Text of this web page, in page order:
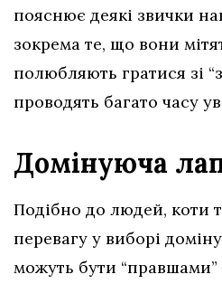
пояснює деякі звички
зокрема те, що вони
полюбляють гратися зі
проводять багато часу
Домінуюча
Подібно до людей, коти
перевагу у виборі
можуть бути “правшами”